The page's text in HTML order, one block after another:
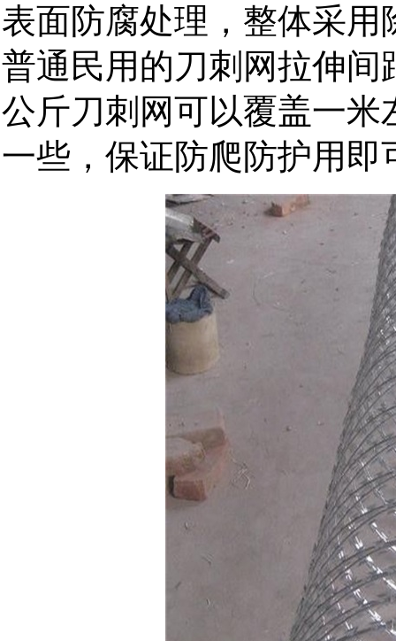
表面防腐处理，整体采用
普通民用的刀刺网拉伸
公斤刀刺网可以覆盖一
一些，保证防爬防护用即